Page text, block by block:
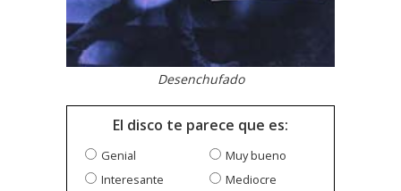
Desenchufado
El disco te parece que es:
Genial
Muy bueno
Interesante
Mediocre